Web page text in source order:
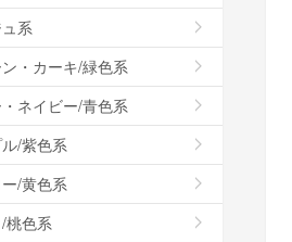
系
・カーキ/緑色系
ネイビー/青色系
/紫色系
/黄色系
桃色系